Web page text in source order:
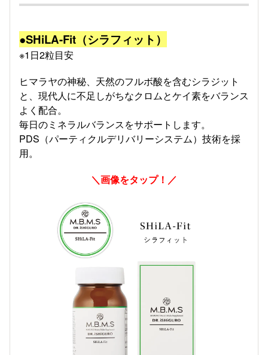
●SHiLA-Fit（シラフィット）
※1日2粒目安
ヒマラヤの神秘、天然のフルボ酸を含むシラジット
と、現代人に不足しがちなクロムとケイ素をバランス
よく配合。
毎日のミネラルバランスをサポートします。
PDS（パーティクルデリバリーシステム）技術を採
用。
＼画像をタップ！／